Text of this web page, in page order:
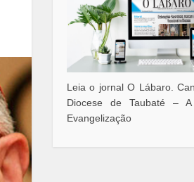
Leia o jornal O Lábaro.
Diocese de Taubaté –
Evangelização